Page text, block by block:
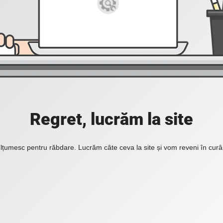
Regret, lucrăm la site
pentru răbdare. Lucrăm câte ceva la site și vom reveni în